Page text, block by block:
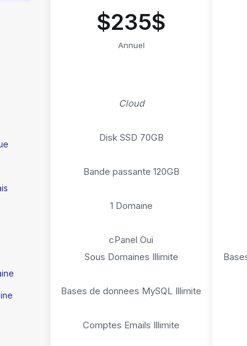
$235$
Annuel
Cloud
Disk SSD 70GB
Bande passante 120GB
1 Domaine
cPanel Oui
Sous Domaines Illimite
Bases de donnees MySQL Illimite
Comptes Emails Illimite